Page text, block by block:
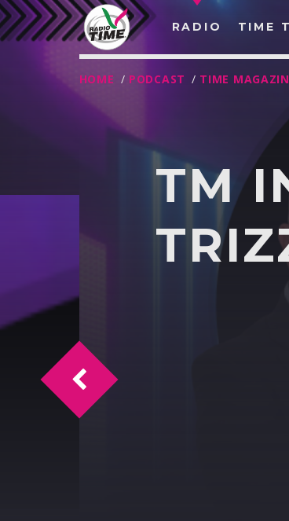
RADIO TIME
HOME / PODCAST / TIME
TM
Time Magazine Intervista